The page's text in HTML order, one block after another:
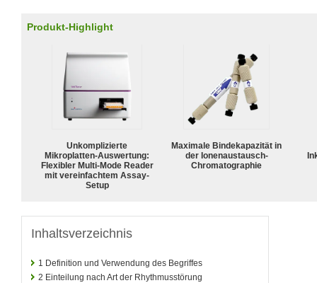
Produkt-Highlight
Unkomplizierte
Mikroplatten-Auswertung:
Flexibler Multi-Mode Reader
mit vereinfachtem Assay-
Setup
Maximale Bindekapazität in
der Ionenaustausch-
Chromatographie
Inhaltsverzeichnis
1 Definition und Verwendung des Begriffes
2 Einteilung nach Art der Rhythmusstörung